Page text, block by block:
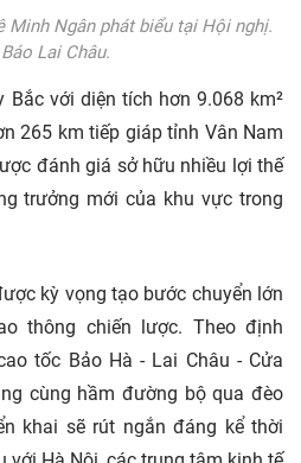
Minh Ngân phát biểu tại Hội nghị.
Lai Châu.
Bắc với diện tích hơn 9.068 km²
265 km tiếp giáp tỉnh Vân Nam
đánh giá sở hữu nhiều lợi thế
trưởng mới của khu vực trong
kỳ vọng tạo bước chuyển lớn
thông chiến lược. Theo định
tốc Bảo Hà - Lai Châu - Cửa
cùng hầm đường bộ qua đèo
khai sẽ rút ngắn đáng kể thời